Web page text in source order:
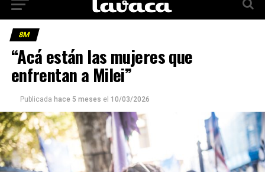
8M
“Acá están las mujeres que
enfrentan a Milei”
Publicada hace 5 meses el 10/03/2026